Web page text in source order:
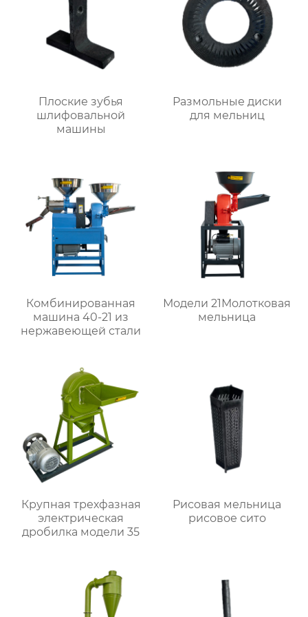
Плоские зубья
шлифовальной
машины
Размольные диски
для мельниц
Комбинированная
машина 40-21 из
нержавеющей стали
Модели 21Молотковая
мельница
Крупная трехфазная
электрическая
дробилка модели 35
Рисовая мельница
рисовое сито